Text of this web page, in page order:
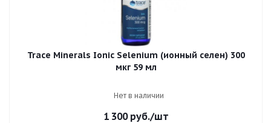
Trace Minerals Ionic Selenium (ионный селен) 300
мкг 59 мл
Нет в наличии
1 300руб./шт